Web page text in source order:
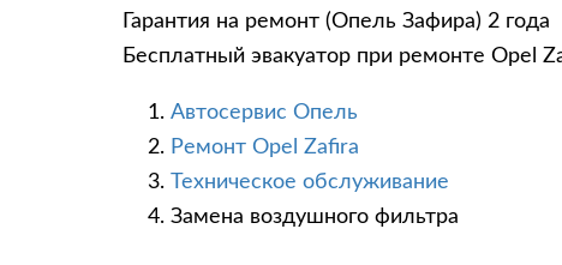
Гарантия на ремонт (Опель Зафира) 2 года
Бесплатный эвакуатор при ремонте Opel
Автосервис Опель
Ремонт Opel Zafira
Техническое обслуживание
Замена воздушного фильтра